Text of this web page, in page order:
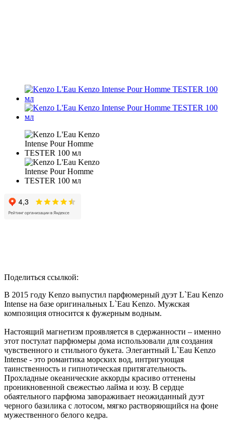
Поделиться ссылкой:
В 2015 году Kenzo выпустил парфюмерный дуэт L`Eau Kenzo
Intense на базе оригинальных L`Eau Kenzo. Мужская
композиция относится к фужерным водным.
Настоящий магнетизм проявляется в сдержанности – именно
этот постулат парфюмеры дома использовали для создания
чувственного и стильного букета. Элегантный L`Eau Kenzo
Intense - это романтика морских вод, интригующая
таинственность и гипнотическая притягательность.
Прохладные океанические аккорды красиво оттенены
проникновенной свежестью лайма и юзу. В сердце
обаятельного парфюма завораживает неожиданный дуэт
черного базилика с лотосом, мягко растворяющийся на фоне
мужественного белого кедра.